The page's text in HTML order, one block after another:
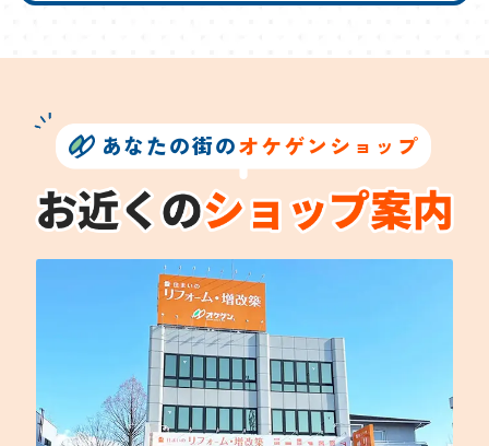
あなたの街のオケゲンショップ